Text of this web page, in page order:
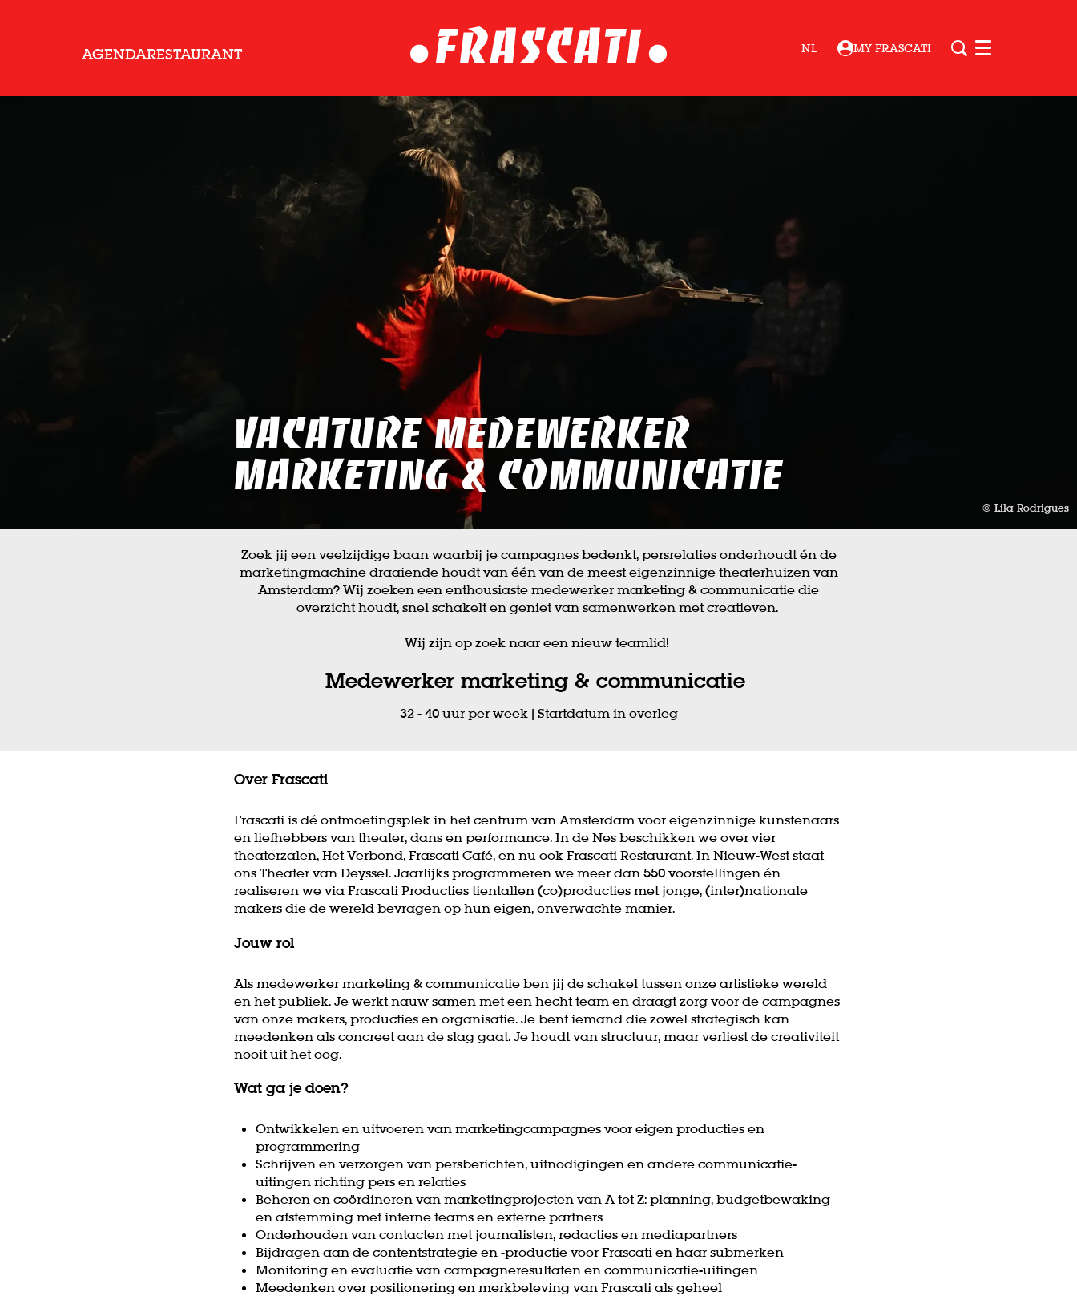
AGENDARESTAURANT NL MY FRASCATI Menu
© Lila Rodrigues
Vacature Medewerker
marketing & communicatie
Zoek jij een veelzijdige baan waarbij je campagnes bedenkt, persrelaties onderhoudt én de
marketingmachine draaiende houdt van één van de meest eigenzinnige theaterhuizen van
Amsterdam? Wij zoeken een enthousiaste medewerker marketing & communicatie die
overzicht houdt, snel schakelt en geniet van samenwerken met creatieven.
Wij zijn op zoek naar een nieuw teamlid!
Medewerker marketing & communicatie
32 - 40 uur per week | Startdatum in overleg
Over Frascati
Frascati is dé ontmoetingsplek in het centrum van Amsterdam voor eigenzinnige kunstenaars
en liefhebbers van theater, dans en performance. In de Nes beschikken we over vier
theaterzalen, Het Verbond, Frascati Café, en nu ook Frascati Restaurant. In Nieuw-West staat
ons Theater van Deyssel. Jaarlijks programmeren we meer dan 550 voorstellingen én
realiseren we via Frascati Producties tientallen (co)producties met jonge, (inter)nationale
makers die de wereld bevragen op hun eigen, onverwachte manier.
Jouw rol
Als medewerker marketing & communicatie ben jij de schakel tussen onze artistieke wereld
en het publiek. Je werkt nauw samen met een hecht team en draagt zorg voor de campagnes
van onze makers, producties en organisatie. Je bent iemand die zowel strategisch kan
meedenken als concreet aan de slag gaat. Je houdt van structuur, maar verliest de creativiteit
nooit uit het oog.
Wat ga je doen?
Ontwikkelen en uitvoeren van marketingcampagnes voor eigen producties en
programmering
Schrijven en verzorgen van persberichten, uitnodigingen en andere communicatie-
uitingen richting pers en relaties
Beheren en coördineren van marketingprojecten van A tot Z: planning, budgetbewaking
en afstemming met interne teams en externe partners
Onderhouden van contacten met journalisten, redacties en mediapartners
Bijdragen aan de contentstrategie en -productie voor Frascati en haar submerken
Monitoring en evaluatie van campagneresultaten en communicatie-uitingen
Meedenken over positionering en merkbeleving van Frascati als geheel